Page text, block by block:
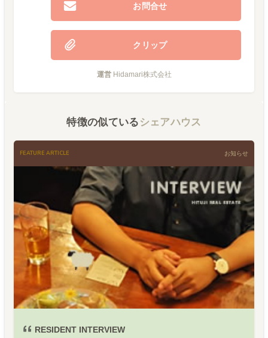
お問合せ
クリップ
運営 Hidamari株式会社
特徴の似ている シェアハウス
FEATURE ARTICLE お知らせ
RESIDENT INTERVIEW